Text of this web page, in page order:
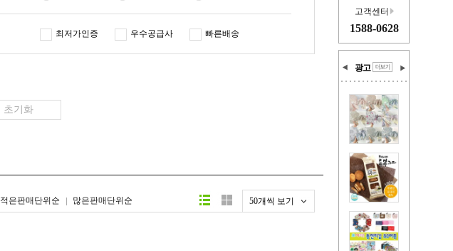
고객센터
1588-0628
광고
최저가인증 우수공급사 빠른배송
적은판매단위순 많은판매단위순 50개씩 보기